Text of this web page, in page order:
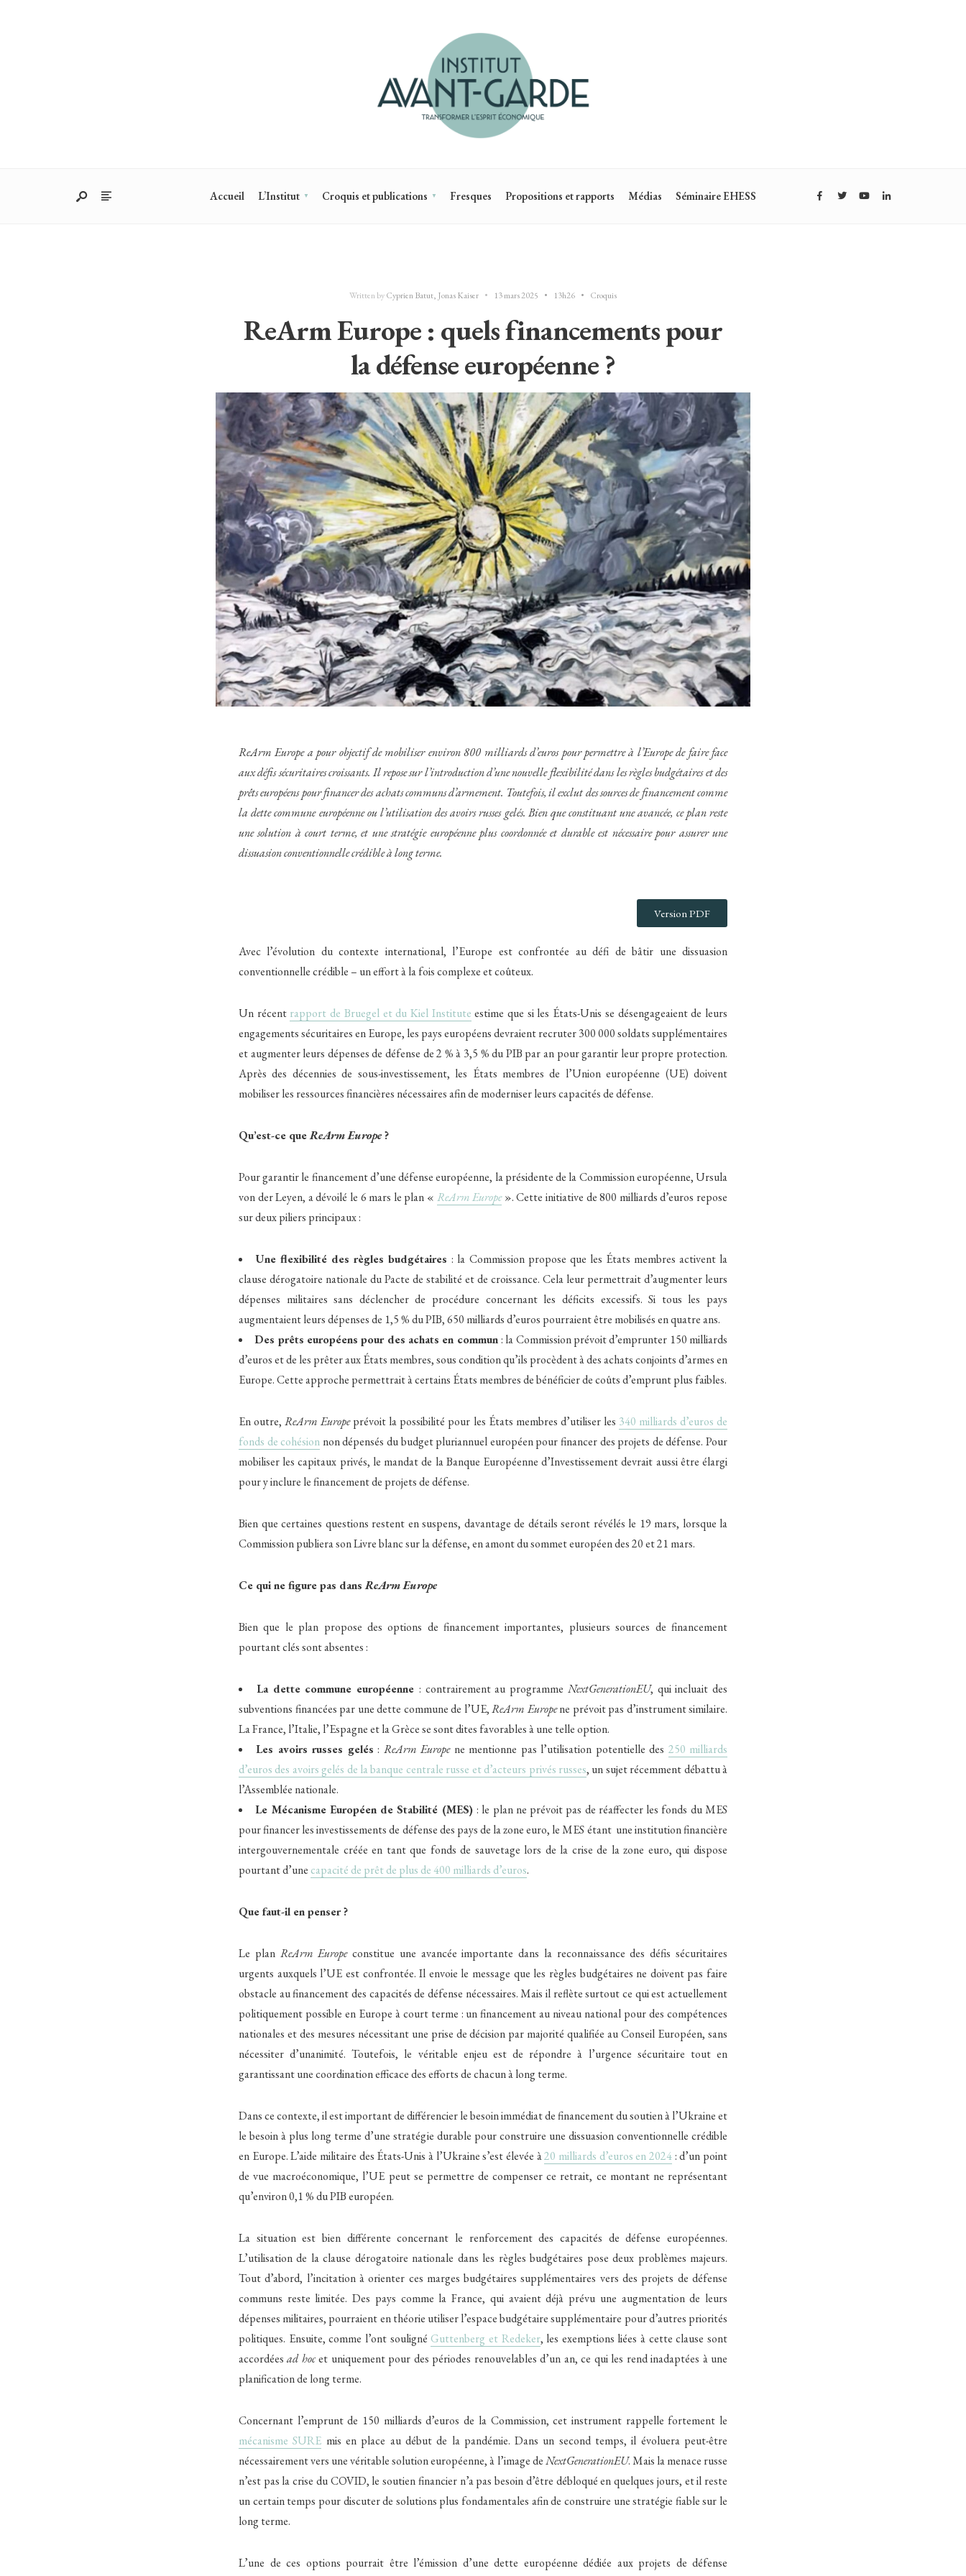
Accueil L’Institut Croquis et publications Fresques Propositions et rapports Médias Séminaire EHESS
Written byCyprien Batut, Jonas Kaiser • 13 mars 2025 • 13h26 • Croquis
ReArm Europe : quels financements pour
la défense européenne ?
ReArm Europe a pour objectif de mobiliser environ 800 milliards d’euros pour permettre à l’Europe de faire face
aux défis sécuritaires croissants. Il repose sur l’introduction d’une nouvelle flexibilité dans les règles budgétaires et des
prêts européens pour financer des achats communs d’armement. Toutefois, il exclut des sources de financement comme
la dette commune européenne ou l’utilisation des avoirs russes gelés. Bien que constituant une avancée, ce plan reste
une solution à court terme, et une stratégie européenne plus coordonnée et durable est nécessaire pour assurer une
dissuasion conventionnelle crédible à long terme.
Version PDF
Avec l’évolution du contexte international, l’Europe est confrontée au défi de bâtir une dissuasion
conventionnelle crédible – un effort à la fois complexe et coûteux.
Un récent rapport de Bruegel et du Kiel Institute estime que si les États-Unis se désengageaient de leurs
engagements sécuritaires en Europe, les pays européens devraient recruter 300 000 soldats supplémentaires
et augmenter leurs dépenses de défense de 2 % à 3,5 % du PIB par an pour garantir leur propre protection.
Après des décennies de sous-investissement, les États membres de l’Union européenne (UE) doivent
mobiliser les ressources financières nécessaires afin de moderniser leurs capacités de défense.
Qu’est-ce queReArm Europe?
Pour garantir le financement d’une défense européenne, la présidente de la Commission européenne, Ursula
von der Leyen, a dévoilé le 6 mars le plan « ReArm Europe». Cette initiative de 800 milliards d’euros repose
sur deux piliers principaux :
Une flexibilité des règles budgétaires: la Commission propose que les États membres activent la
clause dérogatoire nationale du Pacte de stabilité et de croissance. Cela leur permettrait d’augmenter leurs
dépenses militaires sans déclencher de procédure concernant les déficits excessifs. Si tous les pays
augmentaient leurs dépenses de 1,5 % du PIB, 650 milliards d’euros pourraient être mobilisés en quatre ans.
Des prêts européens pour des achats en commun: la Commission prévoit d’emprunter 150 milliards
d’euros et de les prêter aux États membres, sous condition qu’ils procèdent à des achats conjoints d’armes en
Europe. Cette approche permettrait à certains États membres de bénéficier de coûts d’emprunt plus faibles.
En outre,ReArm Europeprévoit la possibilité pour les États membres d’utiliser les 340 milliards d’euros de
fonds de cohésion non dépensés du budget pluriannuel européen pour financer des projets de défense. Pour
mobiliser les capitaux privés, le mandat de la Banque Européenne d’Investissement devrait aussi être élargi
pour y inclure le financement de projets de défense.
Bien que certaines questions restent en suspens, davantage de détails seront révélés le 19 mars, lorsque la
Commission publiera son Livre blanc sur la défense, en amont du sommet européen des 20 et 21 mars.
Ce qui ne figure pas dansReArm Europe
Bien que le plan propose des options de financement importantes, plusieurs sources de financement
pourtant clés sont absentes :
La dette commune européenne : contrairement au programme NextGenerationEU, qui incluait des
subventions financées par une dette commune de l’UE,ReArm Europene prévoit pas d’instrument similaire.
La France, l’Italie, l’Espagne et la Grèce se sont dites favorables à une telle option.
Les avoirs russes gelés : ReArm Europene mentionne pas l’utilisation potentielle des 250 milliards
d’euros des avoirs gelés de la banque centrale russe et d’acteurs privés russes, un sujet récemment débattu à
l’Assemblée nationale.
Le Mécanisme Européen de Stabilité (MES) : le plan ne prévoit pas de réaffecter les fonds du MES
pour financer les investissements de défense des pays de la zone euro, le MES étant une institution financière
intergouvernementale créée en tant que fonds de sauvetage lors de la crise de la zone euro, qui dispose
pourtant d’une capacité de prêt de plus de 400 milliards d’euros.
Que faut-il en penser ?
Le plan ReArm Europeconstitue une avancée importante dans la reconnaissance des défis sécuritaires
urgents auxquels l’UE est confrontée. Il envoie le message que les règles budgétaires ne doivent pas faire
obstacle au financement des capacités de défense nécessaires. Mais il reflète surtout ce qui est actuellement
politiquement possible en Europe à court terme : un financement au niveau national pour des compétences
nationales et des mesures nécessitant une prise de décision par majorité qualifiée au Conseil Européen, sans
nécessiter d’unanimité. Toutefois, le véritable enjeu est de répondre à l’urgence sécuritaire tout en
garantissant une coordination efficace des efforts de chacun à long terme.
Dans ce contexte, il est important de différencier le besoin immédiat de financement du soutien à l’Ukraine et
le besoin à plus long terme d’une stratégie durable pour construire une dissuasion conventionnelle crédible
en Europe. L’aide militaire des États-Unis à l’Ukraine s’est élevée à20 milliards d’euros en 2024: d’un point
de vue macroéconomique, l’UE peut se permettre de compenser ce retrait, ce montant ne représentant
qu’environ 0,1 % du PIB européen.
La situation est bien différente concernant le renforcement des capacités de défense européennes.
L’utilisation de la clause dérogatoire nationale dans les règles budgétaires pose deux problèmes majeurs.
Tout d’abord, l’incitation à orienter ces marges budgétaires supplémentaires vers des projets de défense
communs reste limitée. Des pays comme la France, qui avaient déjà prévu une augmentation de leurs
dépenses militaires, pourraient en théorie utiliser l’espace budgétaire supplémentaire pour d’autres priorités
politiques. Ensuite, comme l’ont souligné Guttenberg et Redeker, les exemptions liées à cette clause sont
accordéesad hocet uniquement pour des périodes renouvelables d’un an, ce qui les rend inadaptées à une
planification de long terme.
Concernant l’emprunt de 150 milliards d’euros de la Commission, cet instrument rappelle fortement le
mécanisme SURE mis en place au début de la pandémie. Dans un second temps, il évoluera peut-être
nécessairement vers une véritable solution européenne, à l’image deNextGenerationEU. Mais la menace russe
n’est pas la crise du COVID, le soutien financier n’a pas besoin d’être débloqué en quelques jours, et il reste
un certain temps pour discuter de solutions plus fondamentales afin de construire une stratégie fiable sur le
long terme.
L’une de ces options pourrait être l’émission d’une dette européenne dédiée aux projets de défense